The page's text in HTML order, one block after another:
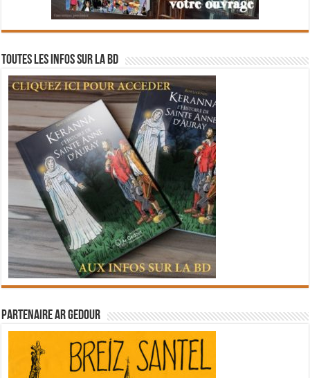
Toutes les infos sur la BD
Partenaire Ar Gedour